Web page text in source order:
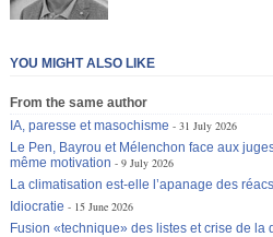
YOU MIGHT ALSO LIKE
From the same author
IA, paresse et masochisme
31 July 2026
Le Pen, Bayrou et Mélenchon face aux
même motivation
9 July 2026
La climatisation est-elle l’apanage des
Idiocratie
15 June 2026
Fusion «technique» des listes et crise de la